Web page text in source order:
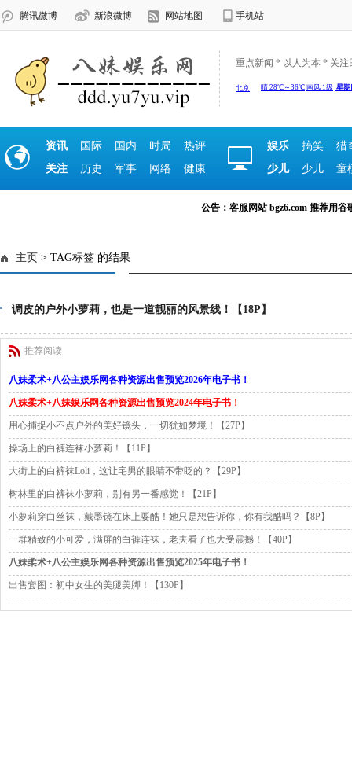
腾讯微博 新浪微博 网站地图 手机站
重点新闻 * 以人为本 * 关注
资讯 国际 国内 时局
热评
关注
历史 军事 网络 健康
娱乐 搞笑
猎
少儿
少儿 童
公告：客服网站 bgz6.com 推荐用谷
主页 > TAG标签 的结果
调皮的户外小萝莉，也是一道靓丽的风景线！【18P】
推荐阅读
八妹柔术+八公主娱乐网各种资源出售预览2026年电子书！
八妹柔术+八妹娱乐网各种资源出售预览2024年电子书！
用心捕捉小不点户外的美好镜头，一切犹如梦境！【27P】
操场上的白裤连袜小萝莉！【11P】
大街上的白裤袜Loli，这让宅男的眼睛不带眨的？【29P】
树林里的白裤袜小萝莉，别有另一番感觉！【21P】
小萝莉穿白丝袜，戴墨镜在床上耍酷！她只是想告诉你，你有我酷吗？【8P】
一群精致的小可爱，满屏的白裤连袜，老夫看了也大受震撼！【40P】
八妹柔术+八公主娱乐网各种资源出售预览2025年电子书！
出售套图：初中女生的美腿美脚！【130P】